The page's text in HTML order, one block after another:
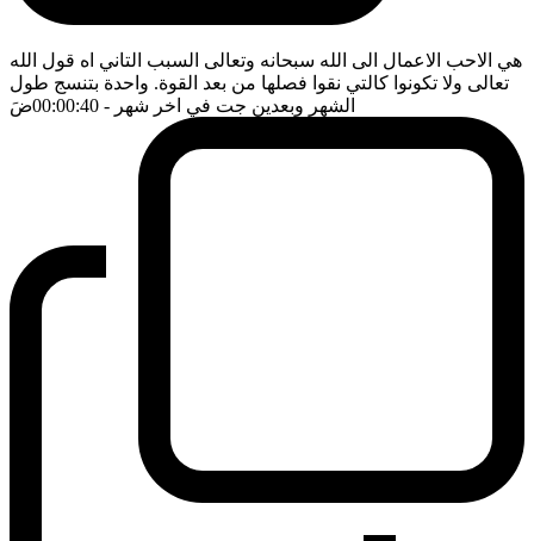
هي الاحب الاعمال الى الله سبحانه وتعالى السبب التاني اه قول الله
تعالى ولا تكونوا كالتي نقوا فصلها من بعد القوة. واحدة بتنسج طول
الشهر وبعدين جت في اخر شهر - 00:00:40 ضَ